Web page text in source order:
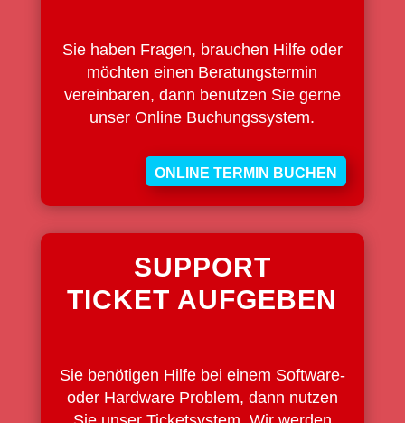
Sie haben Fragen, brauchen Hilfe oder
möchten einen Beratungstermin
vereinbaren, dann benutzen Sie gerne
unser Online Buchungssystem.
ONLINE TERMIN BUCHEN
SUPPORT
TICKET AUFGEBEN
Sie benötigen Hilfe bei einem Software-
oder Hardware Problem, dann nutzen